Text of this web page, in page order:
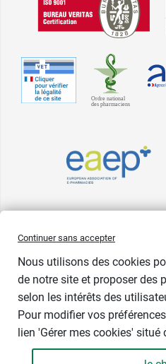
Pharma GDD adhère à la
européen
Continuer sans accepter
Nous utilisons des cookies
de notre site et proposer des
selon les intérêts des
Pour modifier vos
lien 'Gérer mes cookies' situé